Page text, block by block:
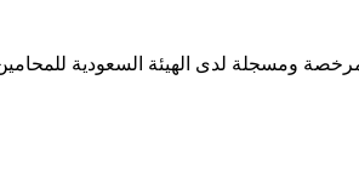
ومسجلة لدى الهيئة السعودية